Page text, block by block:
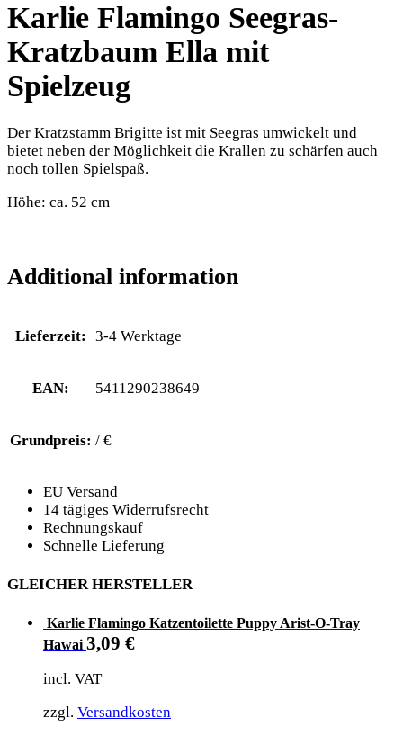
Karlie Flamingo Seegras-
Kratzbaum Ella mit
Spielzeug
Der Kratzstamm Brigitte ist mit Seegras umwickelt und
bietet neben der Möglichkeit die Krallen zu schärfen auch
noch tollen Spielspaß.
Höhe: ca. 52 cm
Additional information
Lieferzeit: 3-4 Werktage
EAN: 5411290238649
Grundpreis: / €
EU Versand
14 tägiges Widerrufsrecht
Rechnungskauf
Schnelle Lieferung
GLEICHER HERSTELLER
Karlie Flamingo Katzentoilette Puppy Arist-O-Tray
Hawai 3,09 €
incl. VAT
zzgl. Versandkosten